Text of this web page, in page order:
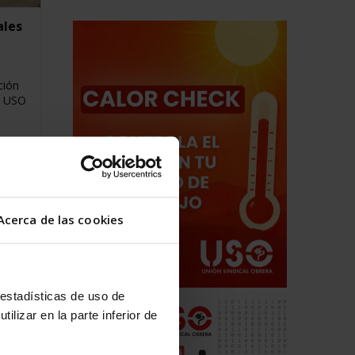
de las cookies
de uso de
en la parte inferior de